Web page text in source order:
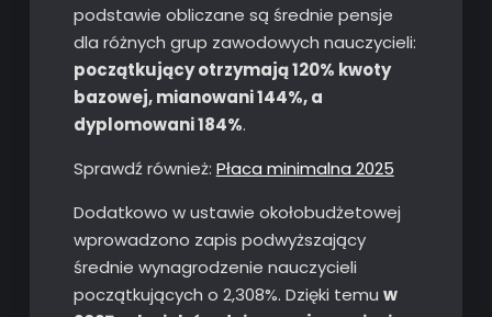
podstawie obliczane są średnie pensje
dla różnych grup zawodowych nauczycieli:
początkujący otrzymają 120% kwoty
bazowej, mianowani 144%, a
dyplomowani 184%.
Sprawdź również: Płaca minimalna 2025
Dodatkowo w ustawie okołobudżetowej
wprowadzono zapis podwyższający
średnie wynagrodzenie nauczycieli
początkujących o 2,308%. Dzięki temu w